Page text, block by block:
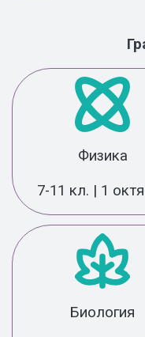
Физика
7-11 кл. | 1
Биология